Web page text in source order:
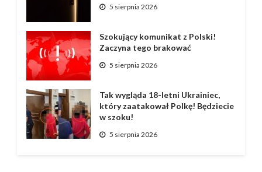
5 sierpnia 2026
Szokujący komunikat z Polski!
Zaczyna tego brakować
5 sierpnia 2026
Tak wygląda 18-letni Ukrainiec,
który zaatakował Polkę! Będziecie
w szoku!
5 sierpnia 2026